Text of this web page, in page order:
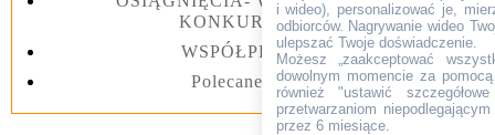
KONKURSACH
WSPÓŁPRACA
Polecane linki
i wideo), personalizować je,
odbiorców. Nagrywanie wideo
ulepszać Twoje doświadczenie.
Możesz „zaakceptować
dowolnym momencie za
również "ustawić
przetwarzaniom
przez 6 miesiące.